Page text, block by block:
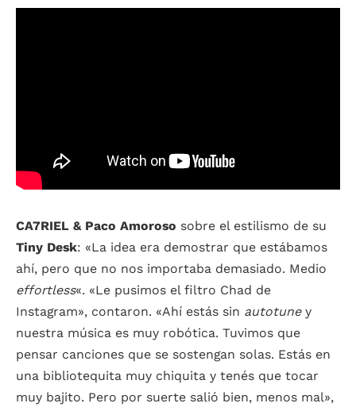
CA7RIEL & Paco Amoroso sobre el estilismo de su
Tiny Desk: «La idea era demostrar que estábamos
ahí, pero que no nos importaba demasiado. Medio
effortless«. «Le pusimos el filtro Chad de
Instagram», contaron. «Ahí estás sin autotuney
nuestra música es muy robótica. Tuvimos que
pensar canciones que se sostengan solas. Estás en
una bibliotequita muy chiquita y tenés que tocar
muy bajito. Pero por suerte salió bien, menos mal»,